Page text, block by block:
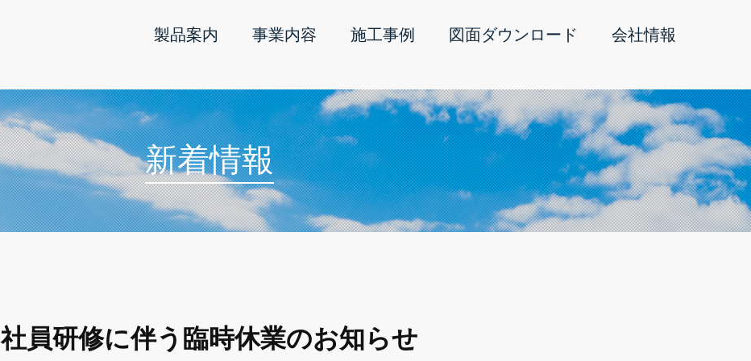
製品案内 事業内容 施工事例 図面ダウンロード 会社情報
新着情報
社員研修に伴う臨時休業のお知らせ